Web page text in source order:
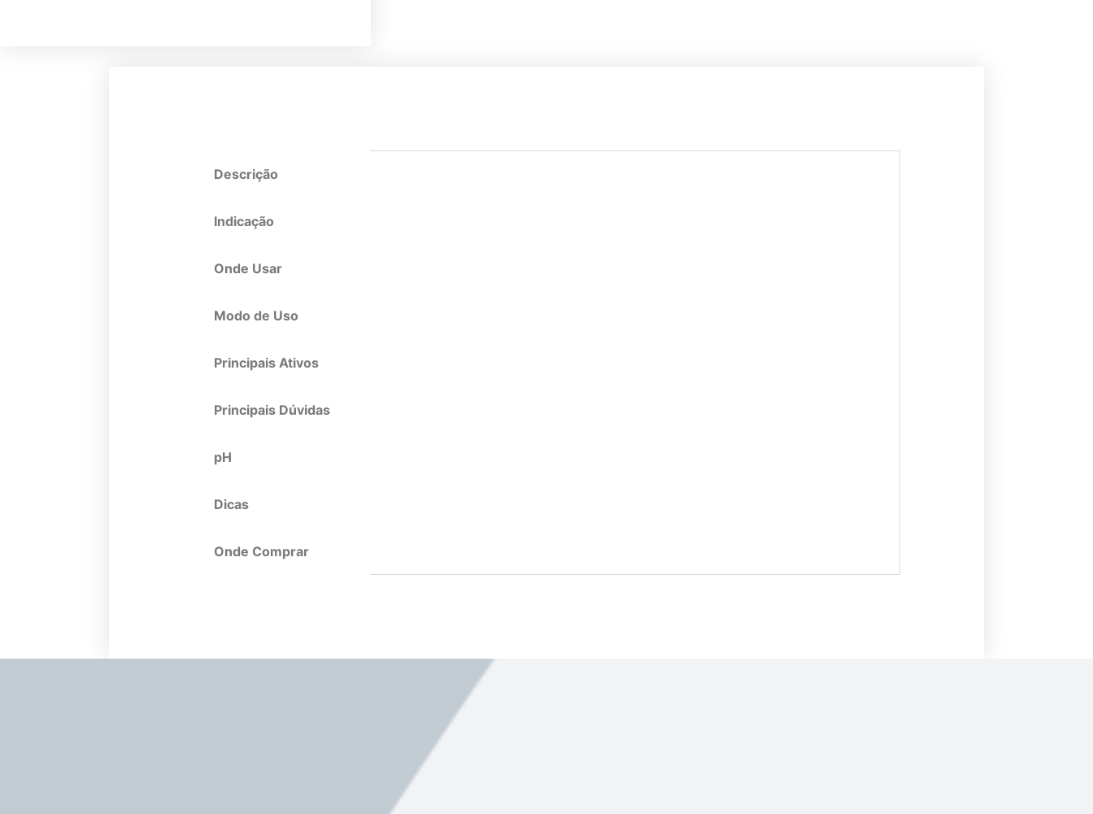
Descrição
Indicação
Onde Usar
Modo de Uso
Principais Ativos
Principais Dúvidas
pH
Dicas
Onde Comprar